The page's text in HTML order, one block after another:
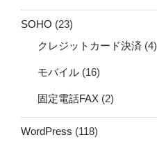
SOHO (23)
クレジットカード決済 (4)
モバイル (16)
固定電話FAX (2)
WordPress (118)